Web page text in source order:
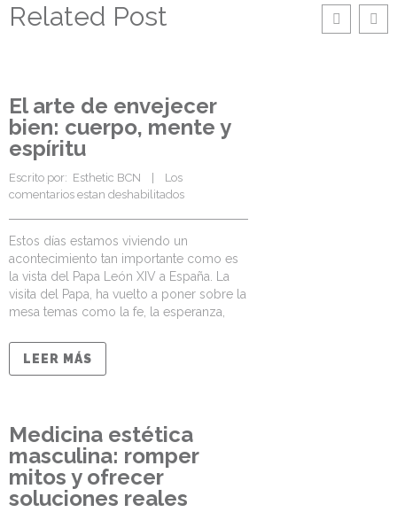
Related Post
El arte de envejecer
bien: cuerpo, mente y
espíritu
Escrito por: Esthetic BCN
Los
comentarios estan deshabilitados
Estos días estamos viviendo un
acontecimiento tan importante como es
la vista del Papa León XIV a España. La
visita del Papa, ha vuelto a poner sobre la
mesa temas como la fe, la esperanza,
LEER MÁS
Medicina estética
masculina: romper
mitos y ofrecer
soluciones reales